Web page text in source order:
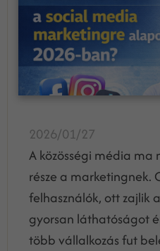
2026/01/27
A közösségi média
része a marketingnek.
felhasználók, ott zajlik
gyorsan láthatóságot
több vállalkozás fut